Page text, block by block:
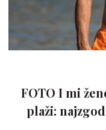
FOTO I mi
plaži: